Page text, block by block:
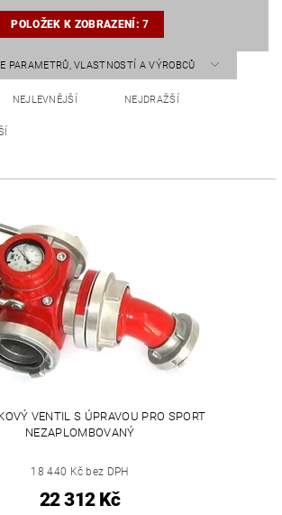
POLOŽEK K ZOBRAZENÍ:7
PARAMETRŮ, VLASTNOSTÍ A VÝROBCŮ
NEJLEVNĚJŠÍ NEJDRAŽŠÍ
VENTIL S ÚPRAVOU PRO SPORT
NEZAPLOMBOVANÝ
18 440 Kč bez DPH
22 312 Kč